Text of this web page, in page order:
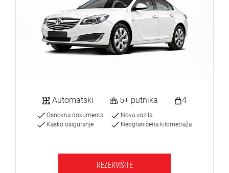
Automatski 5+ putnika 4
Osnovna dokumenta
Kasko osiguranje
Nova vozila
Neograničena kilometraža
REZERVIŠITE